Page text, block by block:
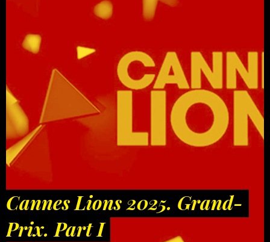
Cannes Lions 2025. Grand-
Prix. Part I